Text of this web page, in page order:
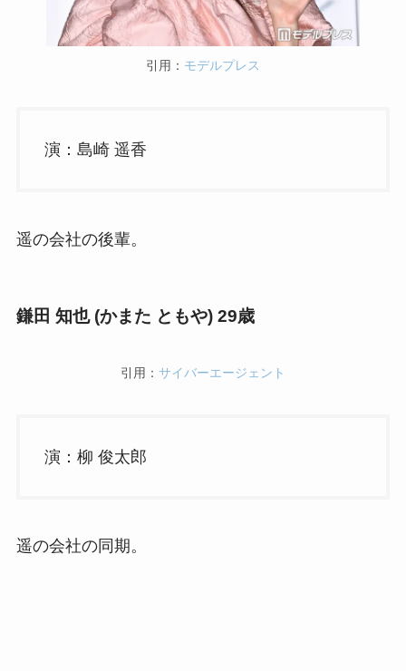
引用： モデルプレス
演：島崎 遥香
遥の会社の後輩。
鎌田 知也 (かまた ともや) 29歳
引用： サイバーエージェント
演：柳 俊太郎
遥の会社の同期。